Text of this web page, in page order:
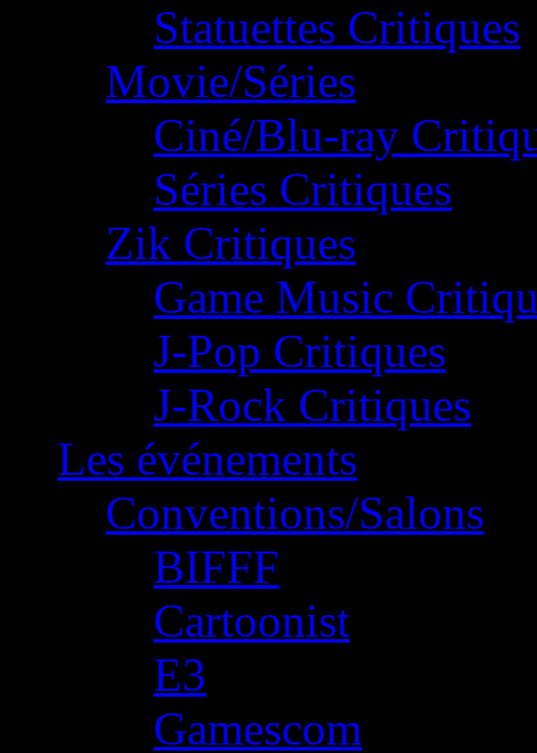
Statuettes Critiques
Movie/Séries
Ciné/Blu-ray
Séries Critiques
Zik Critiques
Game Music
J-Pop Critiques
J-Rock Critiques
Les événements
Conventions/Salons
BIFFF
Cartoonist
E3
Gamescom